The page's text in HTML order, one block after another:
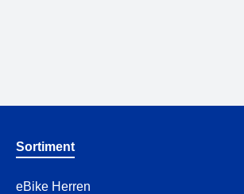
Sortiment
eBike Herren